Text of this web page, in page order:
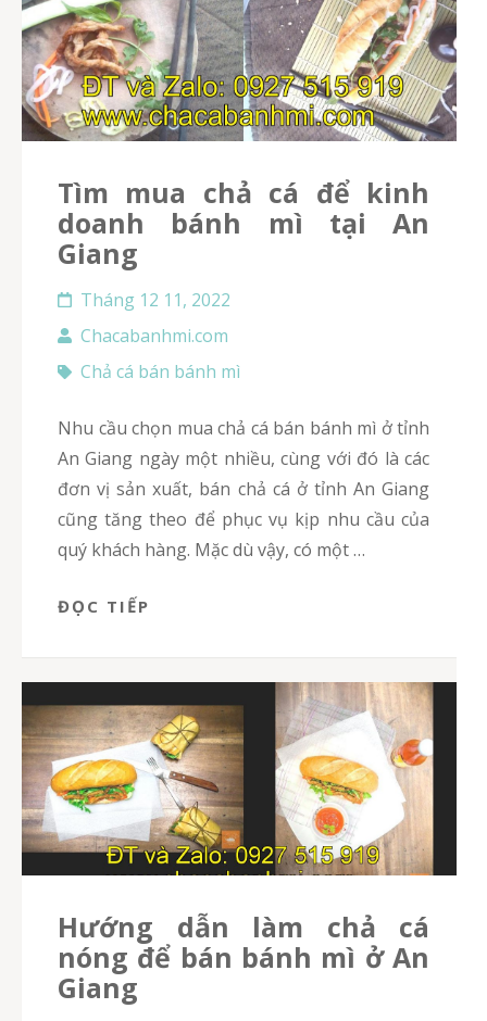
Tìm mua chả cá để kinh
doanh bánh mì tại An
Giang
Tháng 12 11, 2022
Chacabanhmi.com
Chả cá bán bánh mì
Nhu cầu chọn mua chả cá bán bánh mì ở tỉnh
An Giang ngày một nhiều, cùng với đó là các
đơn vị sản xuất, bán chả cá ở tỉnh An Giang
cũng tăng theo để phục vụ kịp nhu cầu của
quý khách hàng. Mặc dù vậy, có một …
ĐỌC TIẾP
Hướng dẫn làm chả cá
nóng để bán bánh mì ở An
Giang